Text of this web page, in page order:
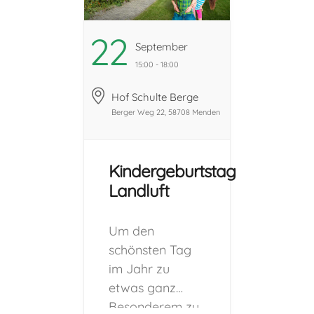
22 September
15:00 - 18:00
Hof Schulte Berge
Berger Weg 22, 58708 Menden
Kindergeburtstag
Landluft
Um den
schönsten Tag
im Jahr zu
etwas ganz
Besonderem zu